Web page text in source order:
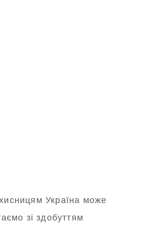
Україна може
зі здобуттям